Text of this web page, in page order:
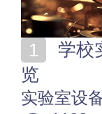
览
实验室设